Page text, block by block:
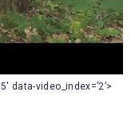
data-video_index=’2’>